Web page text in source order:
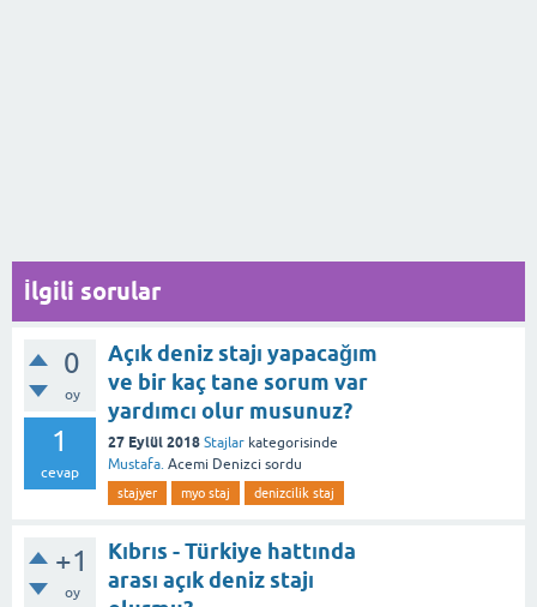
İlgili sorular
0
oy
1
cevap
Açık deniz stajı yapacağım
ve bir kaç tane sorum var
yardımcı olur musunuz?
27 Eylül 2018 Stajlar kategorisinde
Mustafa. Acemi Denizci sordu
stajyer myo staj denizcilik staj
+1
oy
Kıbrıs - Türkiye hattında
arası açık deniz stajı